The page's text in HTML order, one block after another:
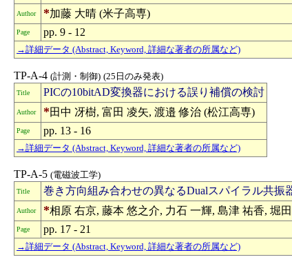
Author *加藤 大晴 (米子高専)
Page pp. 9 - 12
→詳細データ (Abstract, Keyword, 詳細な著者の所属など)
TP-A-4 (計測・制御) (25日のみ発表)
Title PICの10bitAD変換器における誤り補償の検討
Author *田中 冴樹, 富田 凌矢, 渡邉 修治 (松江高専)
Page pp. 13 - 16
→詳細データ (Abstract, Keyword, 詳細な著者の所属など)
TP-A-5 (電磁波工学)
Title 巻き方向組み合わせの異なるDualスパイラル共
Author *相原 右京, 藤本 悠之介, 力石 一輝, 島津 祐香, 堀
Page pp. 17 - 21
→詳細データ (Abstract, Keyword, 詳細な著者の所属など)